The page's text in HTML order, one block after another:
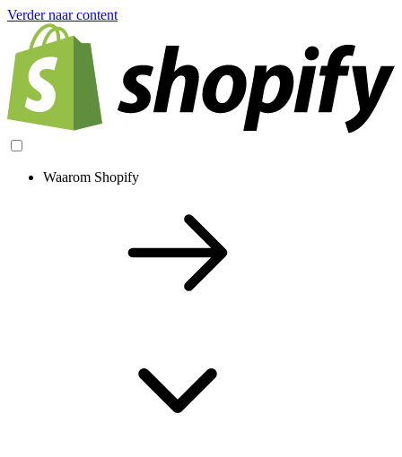
Verder naar content
Waarom Shopify